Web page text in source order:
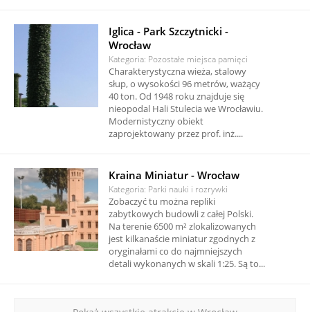
Iglica - Park Szczytnicki -
Wrocław
Kategoria: Pozostałe miejsca pamięci
Charakterystyczna wieża, stalowy
słup, o wysokości 96 metrów, ważący
40 ton. Od 1948 roku znajduje się
nieopodal Hali Stulecia we Wrocławiu.
Modernistyczny obiekt
zaprojektowany przez prof. inż....
Kraina Miniatur - Wrocław
Kategoria: Parki nauki i rozrywki
Zobaczyć tu można repliki
zabytkowych budowli z całej Polski.
Na terenie 6500 m² zlokalizowanych
jest kilkanaście miniatur zgodnych z
oryginałami co do najmniejszych
detali wykonanych w skali 1:25. Są to...